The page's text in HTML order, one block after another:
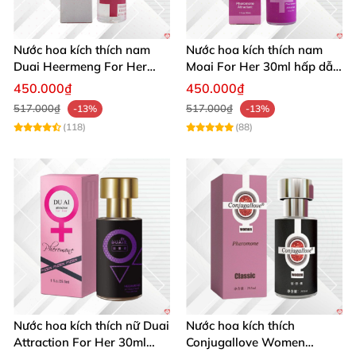
Nước hoa kích thích nam
Duai Heermeng For Her
mùi quyến rũ chai 29.5ml
450.000₫
517.000₫
-13%
(118)
Nước hoa kích thích nam
Moai For Her 30ml hấp dẫn
quyến rũ khách hàng
450.000₫
517.000₫
-13%
(88)
Nước hoa kích thích nữ Duai
Attraction For Her 30ml
Nước hoa kích thích
Conjugallove Women